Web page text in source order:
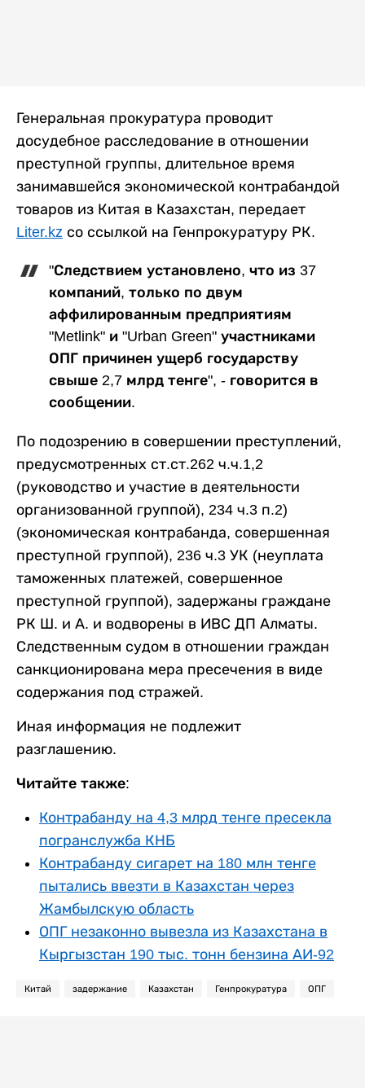
Генеральная прокуратура проводит
досудебное расследование в отношении
преступной группы, длительное время
занимавшейся экономической контрабандой
товаров из Китая в Казахстан, передает
Liter.kz со ссылкой на Генпрокуратуру РК.
"Следствием установлено, что из 37
компаний, только по двум
аффилированным предприятиям
"Metlink" и "Urban Green" участниками
ОПГ причинен ущерб государству
свыше 2,7 млрд тенге", - говорится в
сообщении.
По подозрению в совершении преступлений,
предусмотренных ст.ст.262 ч.ч.1,2
(руководство и участие в деятельности
организованной группой), 234 ч.3 п.2)
(экономическая контрабанда, совершенная
преступной группой), 236 ч.3 УК (неуплата
таможенных платежей, совершенное
преступной группой), задержаны граждане
РК Ш. и А. и водворены в ИВС ДП Алматы.
Следственным судом в отношении граждан
санкционирована мера пресечения в виде
содержания под стражей.
Иная информация не подлежит
разглашению.
Читайте также:
Контрабанду на 4,3 млрд тенге пресекла
погранслужба КНБ
Контрабанду сигарет на 180 млн тенге
пытались ввезти в Казахстан через
Жамбылскую область
ОПГ незаконно вывезла из Казахстана в
Кыргызстан 190 тыс. тонн бензина АИ-92
Китай задержание Казахстан Генпрокуратура ОПГ